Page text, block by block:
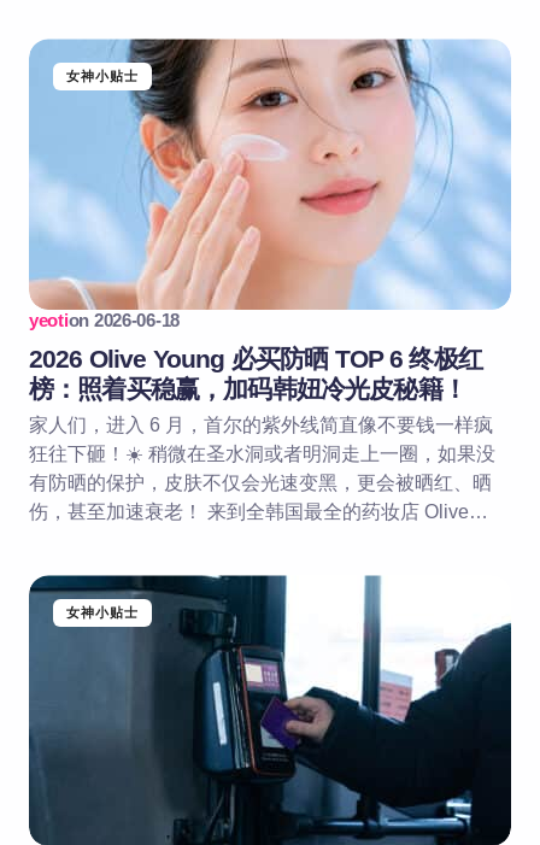
女神小贴士
yeotion 2026-06-18
2026 Olive Young 必买防晒 TOP 6 终极红
榜：照着买稳赢，加码韩妞冷光皮秘籍！
家人们，进入 6 月，首尔的紫外线简直像不要钱一样疯
狂往下砸！☀️ 稍微在圣水洞或者明洞走上一圈，如果没
有防晒的保护，皮肤不仅会光速变黑，更会被晒红、晒
伤，甚至加速衰老！ 来到全韩国最全的药妆店 Olive…
女神小贴士